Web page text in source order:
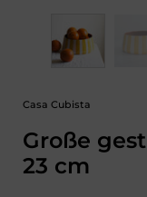
Casa Cubista
Große
23 cm